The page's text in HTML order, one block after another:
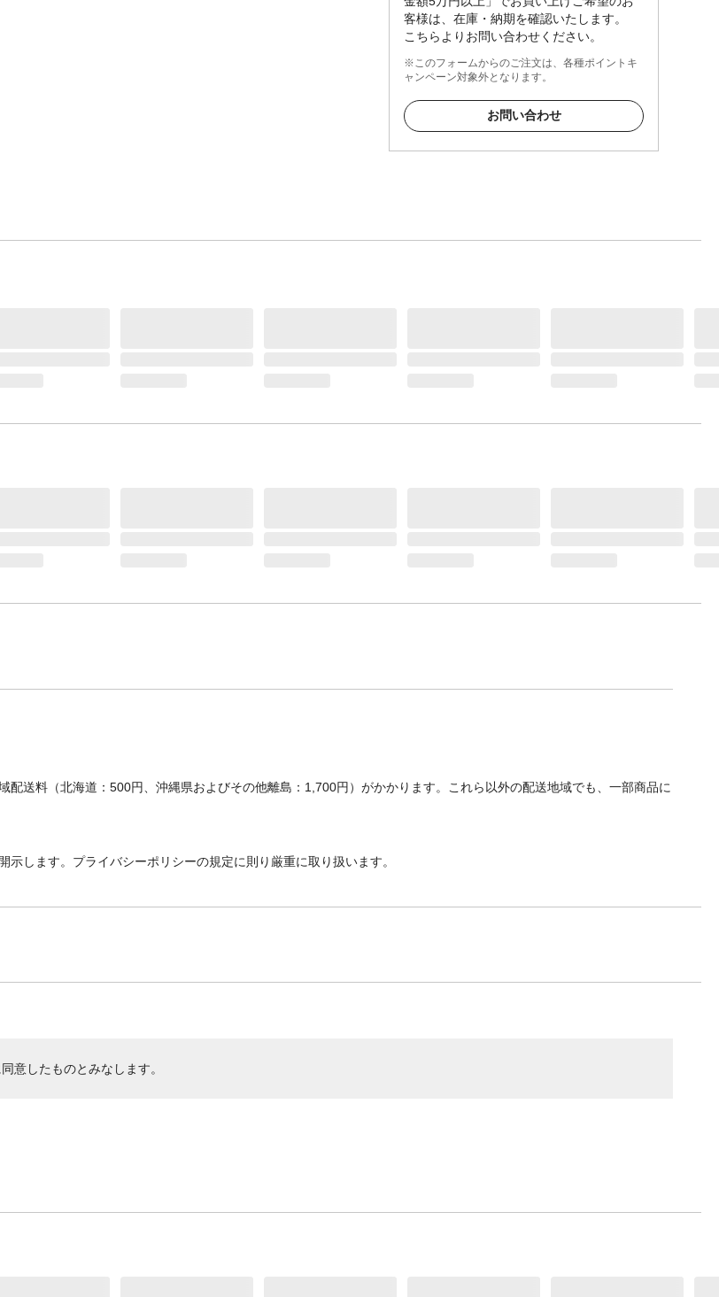
客様は、在庫・納期を確認いたします。
こちらよりお問い合わせください。
※このフォームからのご注文は、各種ポイントキ
ャンペーン対象外となります。
お問い合わせ
送料（北海道：500円、沖縄県およびその他離島：1,700円）がかかります。これら以外の配送地域でも、一部商品に
します。プライバシーポリシーの規定に則り厳重に取り扱います。
意したものとみなします。